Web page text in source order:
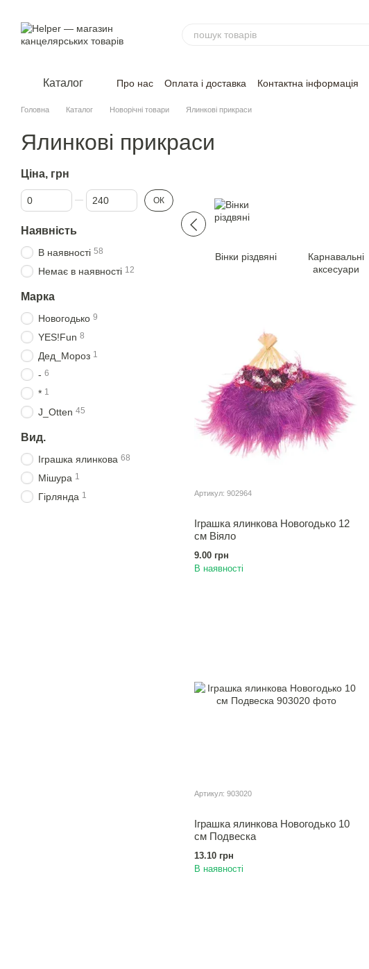
Каталог Про нас Оплата і доставка Контактна інформація
Головна Каталог Новорічні товари Ялинковi прикраси
Ялинковi прикраси
Вiнки рiздвянi
Карнавальні
аксесуари
Артикул: 902964
Іграшка ялинкова Новогодько 12
см Вiяло
9.00 грн
В наявності
Артикул: 903020
Іграшка ялинкова Новогодько 10
см Подвеска
13.10 грн
В наявності
Ціна, грн
Від Ціна, грн
До Ціна, грн ОК
Наявність
В наявності 58
Немає в наявності 12
Марка
Новогодько 9
YES!Fun 8
Дед_Мороз 1
- 6
* 1
J_Otten 45
Вид.
Іграшка ялинкова 68
Мiшура 1
Гiрлянда 1